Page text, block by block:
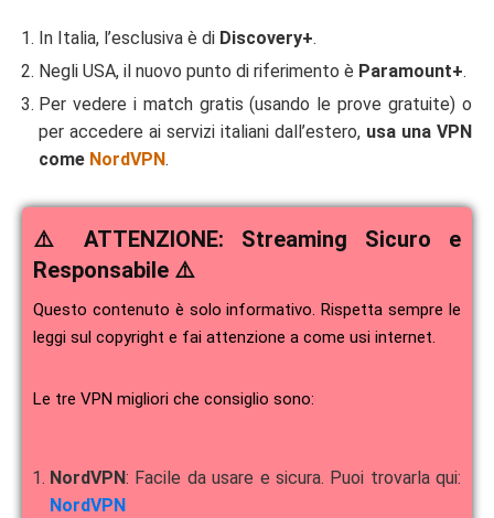
In Italia, l’esclusiva è di Discovery+.
Negli USA, il nuovo punto di riferimento è Paramount+.
Per vedere i match gratis (usando le prove gratuite) o
per accedere ai servizi italiani dall’estero, usa una VPN
come NordVPN.
⚠️ ATTENZIONE: Streaming Sicuro e
Responsabile ⚠️
Questo contenuto è solo informativo. Rispetta sempre le
leggi sul copyright e fai attenzione a come usi internet.
Le tre VPN migliori che consiglio sono:
NordVPN: Facile da usare e sicura. Puoi trovarla qui:
NordVPN